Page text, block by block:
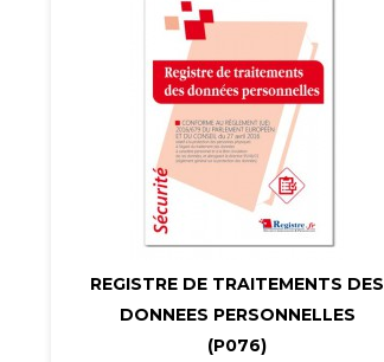


REGISTRE DE TRAITEMENTS DES
DONNEES PERSONNELLES
(P076)